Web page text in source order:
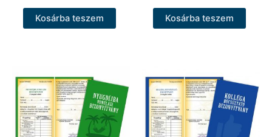
Kosárba teszem Kosárba teszem